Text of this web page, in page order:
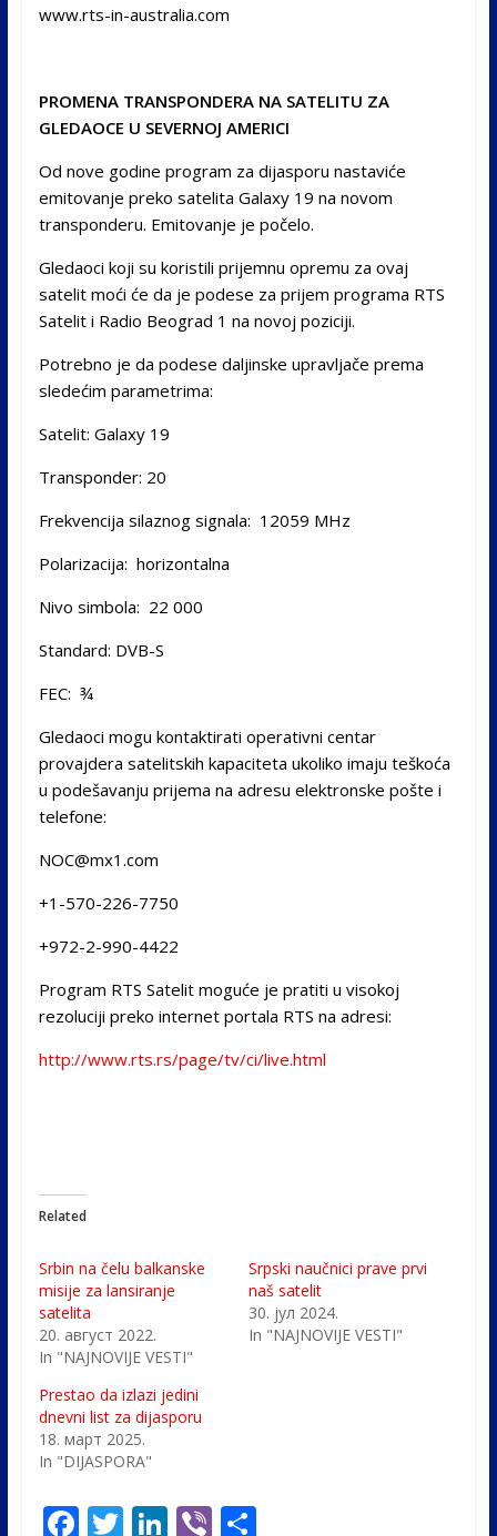
www.rts-in-australia.com
PROMENA TRANSPONDERA NA SATELITU ZA
GLEDAOCE U SEVERNOJ AMERICI
Od nove godine program za dijasporu nastaviće
emitovanje preko satelita Galaxy 19 na novom
transponderu. Emitovanje je počelo.
Gledaoci koji su koristili prijemnu opremu za ovaj
satelit moći će da je podese za prijem programa RTS
Satelit i Radio Beograd 1 na novoj poziciji.
Potrebno je da podese daljinske upravljače prema
sledećim parametrima:
Satelit: Galaxy 19
Transponder: 20
Frekvencija silaznog signala: 12059 MHz
Polarizacija: horizontalna
Nivo simbola: 22 000
Standard: DVB-S
FEC: ¾
Gledaoci mogu kontaktirati operativni centar
provajdera satelitskih kapaciteta ukoliko imaju teškoća
u podešavanju prijema na adresu elektronske pošte i
telefone:
NOC@mx1.com
+1-570-226-7750
+972-2-990-4422
Program RTS Satelit moguće je pratiti u visokoj
rezoluciji preko internet portala RTS na adresi:
http://www.rts.rs/page/tv/ci/live.html
Related
Srbin na čelu balkanske
misije za lansiranje
satelita
20. август 2022.
In "NAJNOVIJE VESTI"
Srpski naučnici prave prvi
naš satelit
30. јул 2024.
In "NAJNOVIJE VESTI"
Prestao da izlazi jedini
dnevni list za dijasporu
18. март 2025.
In "DIJASPORA"
F T Li Vi S